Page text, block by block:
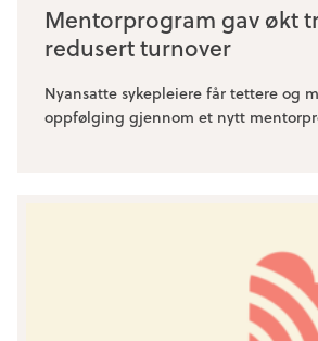
Mentorprogram gav økt
redusert turnover
Nyansatte sykepleiere får tettere og
oppfølging gjennom et nytt